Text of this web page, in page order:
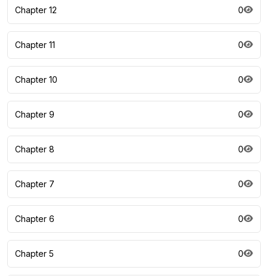
Chapter 12 0
Chapter 11 0
Chapter 10 0
Chapter 9 0
Chapter 8 0
Chapter 7 0
Chapter 6 0
Chapter 5 0